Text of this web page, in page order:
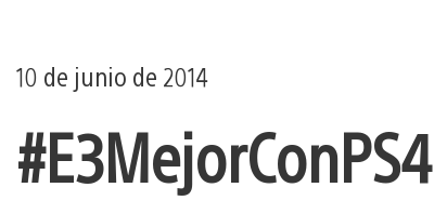
10 de junio de 2014